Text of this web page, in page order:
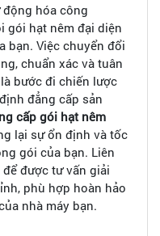
hóa công
gói hạt nêm đại diện
bạn. Việc chuyển đổi
chuẩn xác và tuân
bước đi chiến lược
đẳng cấp sản
cấp gói hạt nêm
lại sự ổn định và tốc
gói của bạn. Liên
được tư vấn giải
phù hợp hoàn hảo
nhà máy bạn.